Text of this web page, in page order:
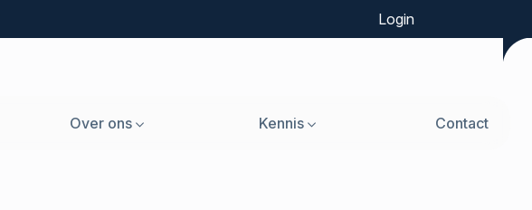
Login
Over ons Kennis Contact